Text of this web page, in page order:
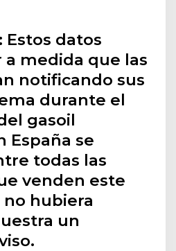
Estos datos
a medida que las
notificando sus
durante el
gasoil
España se
todas las
venden este
hubiera
un